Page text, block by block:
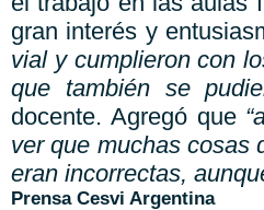
gran interés y
vial y cumplieron con
que también se
docente. Agregó que
ver que muchas cosas
eran incorrectas,
Prensa Cesvi Argentina